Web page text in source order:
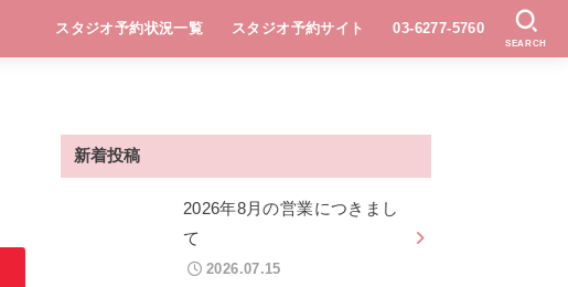
スタジオ予約状況一覧 スタジオ予約サイト 03-6277-5760
SEARCH
新着投稿
2026年8月の営業につきまし
て
2026.07.15